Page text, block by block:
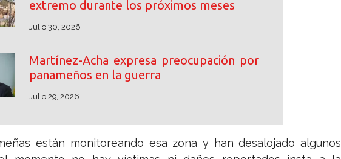
extremo durante los próximos meses
Julio 30, 2026
Martínez-Acha expresa preocupación por
panameños en la guerra
Julio 29, 2026
están monitoreando esa zona y han desalojado algunos